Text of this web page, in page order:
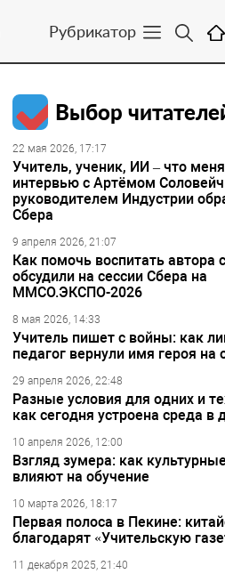
Рубрикатор
Выбор
22 мая 2026, 17:17
Учитель, ученик, ИИ – что
интервью с Артёмом
руководителем Индустрии
Сбера
9 апреля 2026, 21:07
Как помочь воспитать автора
обсудили на сессии Сбера на
ММСО.ЭКСПО-2026
8 мая 2026, 14:33
Учитель пишет с войны: как
педагог вернули имя героя на
29 апреля 2026, 22:48
Разные условия для одних и
как сегодня устроена среда в
10 апреля 2026, 12:00
Взгляд зумера: как
влияют на обучение
10 марта 2026, 18:17
Первая полоса в Пекине:
благодарят «Учительскую
11 декабря 2025, 21:40